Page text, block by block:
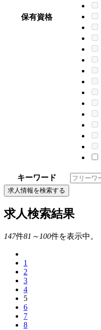
保有資格
キーワード
求人情報を検索する
求人検索結果
147件81～100件を表示中。
1
2
3
4
5
6
7
8